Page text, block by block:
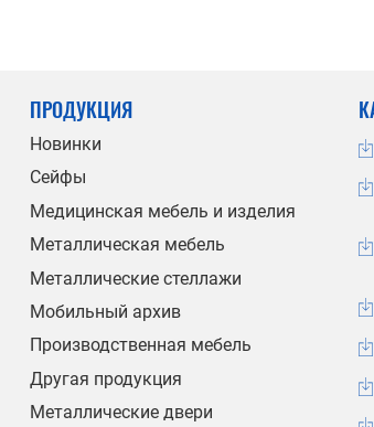
ПРОДУКЦИЯ
Новинки
Сейфы
Медицинская мебель и изделия
Металлическая мебель
Металлические стеллажи
Мобильный архив
Производственная мебель
Другая продукция
Металлические двери